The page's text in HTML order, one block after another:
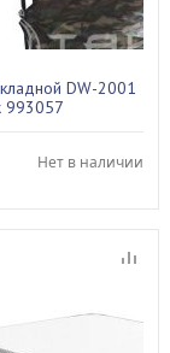
DW-2001
993057
Нет в наличии